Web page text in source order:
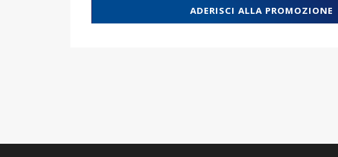
ADERISCI ALLA PROMOZIONE